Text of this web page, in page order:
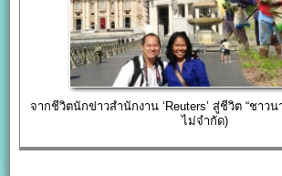
จากชีวิตนักข่าวสำนักงาน ‘Reuters’ สู่ชีวิต “ชาวน
ไม่จำกัด)